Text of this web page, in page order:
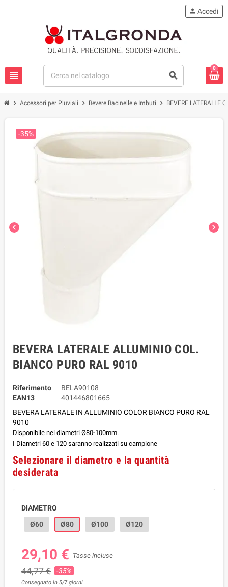
view_headline search
person Accedi
0
chevron_right Accessori per Pluviali chevron_right Bevere Bacinelle e Imbuti chevron_right BEVERE LATERALI E
chevron_left chevron_right
-35%
BEVERA LATERALE ALLUMINIO COL.
BIANCO PURO RAL 9010
Riferimento
BELA90108
EAN13
401446801665
BEVERA LATERALE IN ALLUMINIO COLOR BIANCO PURO RAL
9010
Disponibile nei diametri Ø80-100mm.
I Diametri 60 e 120 saranno realizzati su campione
Selezionare il diametro e la quantità
desiderata
DIAMETRO
Ø60
Ø80 Ø100 Ø120
29,10 € Tasse incluse
44,77 € -35%
Consegnato in 5/7 giorni